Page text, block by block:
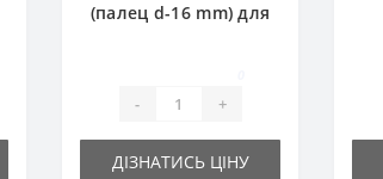
(палец d-16 mm) для
- +
ДІЗНАТИСЬ ЦІНУ